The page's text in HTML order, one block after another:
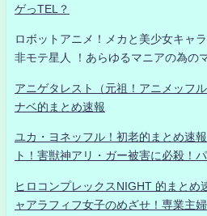
ゲっTEL？
ロボットアニメ！メカと美少女キャ
非モテ星人 ！あらゆるマニアの為の
アニゲタレスト（元祖！アニメッフ
ナベ的まとめ速報
ユカ・ヨネッフル！初老的まとめ速
ト！害獣神アリ・ガー被害に必殺！
ヒロコンプレックスNIGHT 的まとめ
ャアラフィフ女子のめざせ！専業主